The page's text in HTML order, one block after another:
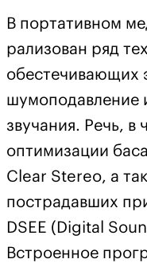
В портативном
рализован ряд
обестечивающих
шумоподавление
звучания. Речь, в
оптимизации
Clear Stereo, а
пострадавших
DSEE (Digital
Встроенное